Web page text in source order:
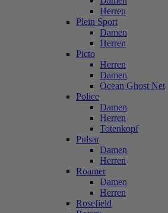
Herren
Plein Sport
Damen
Herren
Picto
Herren
Damen
Ocean Ghost Net
Police
Damen
Herren
Totenkopf
Pulsar
Damen
Herren
Roamer
Damen
Herren
Rosefield